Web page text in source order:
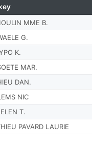
MME B.
G.
K.
MAR.
DAN.
NIC
T.
PAVARD LAURIE